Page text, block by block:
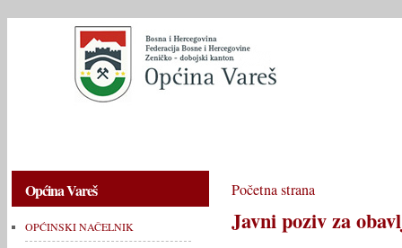
Općina Vareš
OPĆINSKI NAČELNIK
Početna strana
Javni poziv za